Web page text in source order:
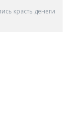
красть денеги